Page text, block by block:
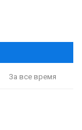
За все время